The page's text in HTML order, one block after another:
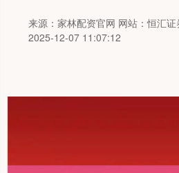
来源：家林配资官网 网站：恒汇证
2025-12-07 11:07:12